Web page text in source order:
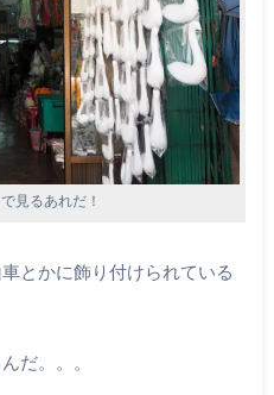
見るあれだ！
とかに飾り付けられている
だ。。。